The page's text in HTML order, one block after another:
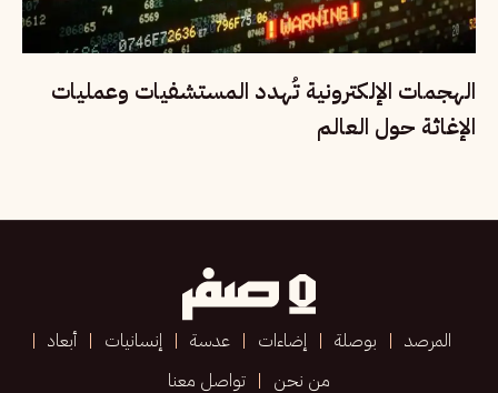
الهجمات الإلكترونية تُهدد المستشفيات وعمليات
الإغاثة حول العالم
المرصد بوصلة إضاءات عدسة إنسانيات
أبعاد
من نحن
تواصل معنا